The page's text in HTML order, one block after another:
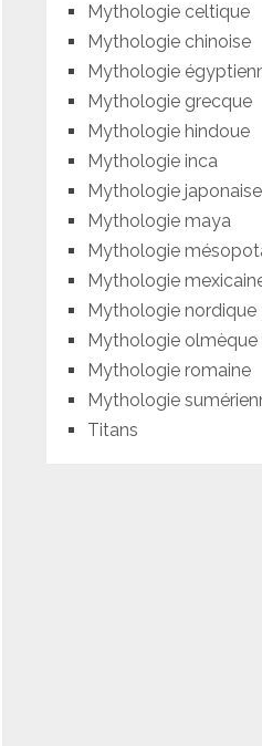
Mythologie celtique
Mythologie chinoise
Mythologie
Mythologie grecque
Mythologie hindoue
Mythologie inca
Mythologie japonaise
Mythologie maya
Mythologie
Mythologie
Mythologie nordique
Mythologie olmèque
Mythologie romaine
Mythologie
Titans